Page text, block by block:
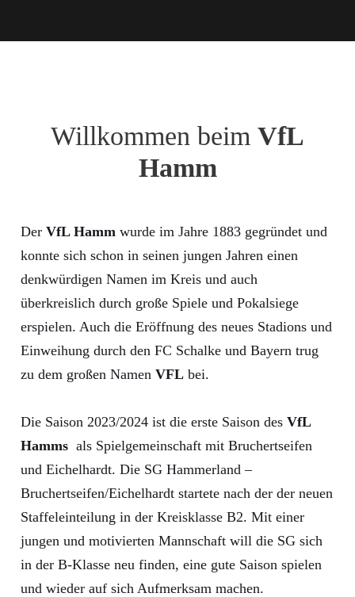
Willkommen beim VfL
Hamm
Der VfL Hamm wurde im Jahre 1883 gegründet und
konnte sich schon in seinen jungen Jahren einen
denkwürdigen Namen im Kreis und auch
überkreislich durch große Spiele und Pokalsiege
erspielen. Auch die Eröffnung des neues Stadions und
Einweihung durch den FC Schalke und Bayern trug
zu dem großen Namen VFL bei.
Die Saison 2023/2024 ist die erste Saison des VfL
Hamms als Spielgemeinschaft mit Bruchertseifen
und Eichelhardt. Die SG Hammerland –
Bruchertseifen/Eichelhardt startete nach der der neuen
Staffeleinteilung in der Kreisklasse B2. Mit einer
jungen und motivierten Mannschaft will die SG sich
in der B-Klasse neu finden, eine gute Saison spielen
und wieder auf sich Aufmerksam machen.